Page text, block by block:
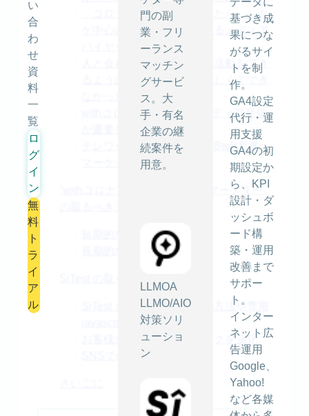
い
合
わ
せ
資
料
一
覧
ロ
グ
イ
ン
無
料
ト
ラ
イ
ア
ル
門の副
業・フリ
ーランス
マッチン
グサービ
ス。大
手・有名
企業の継
続案件を
用意。
LLMOA
LLMO/AIO
対策ソリ
ューショ
ン
基づき成
果につな
がるサイ
トを制
作。
GA4設定
代行・運
用支援
GA4の初
期設定か
ら、KPI
設計・ダ
ッシュボ
ード構
築・運用
改善まで
サポー
ト。
インター
ネット広
告運用
Google、
Yahoo!
など各媒
「コロナショックが悪化したら、リタ
ゲ中心にシフトする」：あるメディア
バイヤーの告白
人と会わなくてもよい経済活動をでき
るようになろう＆今まで忙しくてでき
なかったことをやろう
withコロナ下でオウンドメディア発信
テレワーク時代に変わる、BtoB営業・
マーケティング活動
“withコロナ”に向けて、ウェブマーケター
短期的なアクション
長期的なアクション
SiTest を使った緊急告知の方法や専用
javascriptのご共有
お客様からのフィードバックを強化
SNSでの情報発信を強化